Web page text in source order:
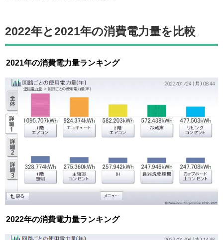
2022年と2021年の消費電力量を比較
2021年の消費電力量ランキング
2022年の消費電力量ランキング